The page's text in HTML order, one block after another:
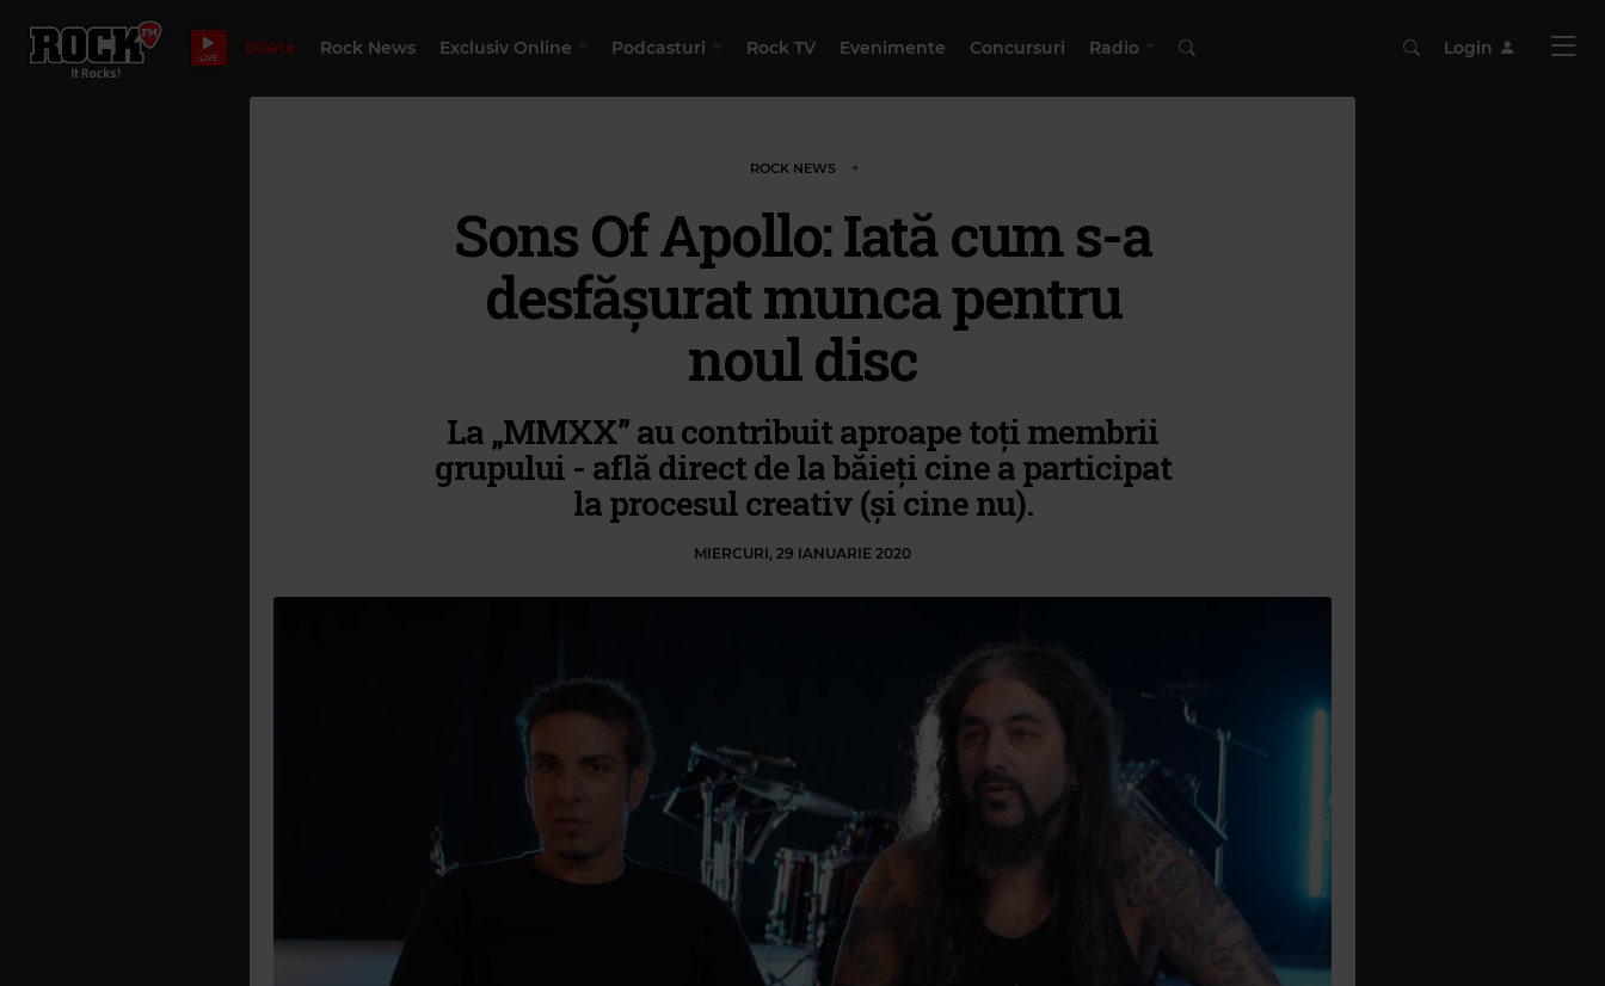
LIVE Bilete Rock News Exclusiv Online Podcasturi Rock TV Evenimente Concursuri Radio Login
ROCK NEWS
Sons Of Apollo: Iată cum s-a
desfășurat munca pentru
noul disc
La „MMXX” au contribuit aproape toți membrii
grupului - află direct de la băieți cine a participat
la procesul creativ (și cine nu).
MIERCURI, 29 IANUARIE 2020